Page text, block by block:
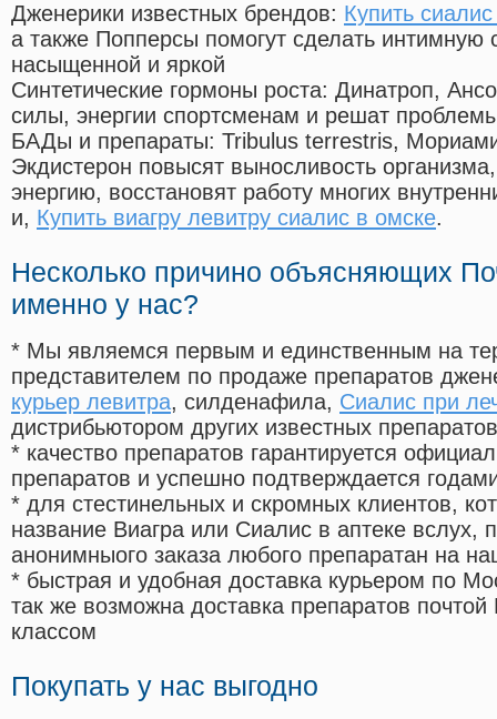
Дженерики известных брендов: Купить
а также Попперсы помогут сделать
насыщенной и яркой
Синтетические гормоны роста: Динатроп,
силы, энергии спортсменам и решат
БАДы и препараты: Tribulus terrestris,
Экдистерон повысят выносливость
энергию, восстановят работу многих
и, Купить виагру левитру сиалис в омске.
Несколько причино объясняющих
именно у нас?
* Мы являемся первым и единственным на
представителем по продаже препаратов
курьер левитра, силденафила, Сиалис при
дистрибьютором других известных препаратов
* качество препаратов гарантируется
препаратов и успешно подтверждается
* для стестинельных и скромных клиентов,
название Виагра или Сиалис в аптеке вслух,
анонимныого заказа любого препаратан на
* быстрая и удобная доставка курьером по
так же возможна доставка препаратов
классом
Покупать у нас выгодно